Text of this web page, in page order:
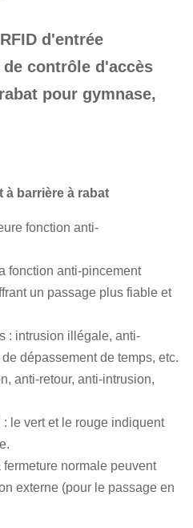
d'entrée
contrôle d'accès
pour gymnase,
barrière à rabat
fonction anti-
fonction anti-pincement
un passage plus fiable et
: intrusion illégale, anti-
dépassement de temps, etc.
anti-retour, anti-intrusion,
le vert et le rouge indiquent
normale peuvent
externe (pour le passage en